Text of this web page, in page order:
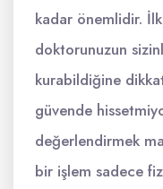
kadar önemlidir. İlk
doktorunuzun
kurabildiğine
güvende
değerlendirmek
bir işlem sadece